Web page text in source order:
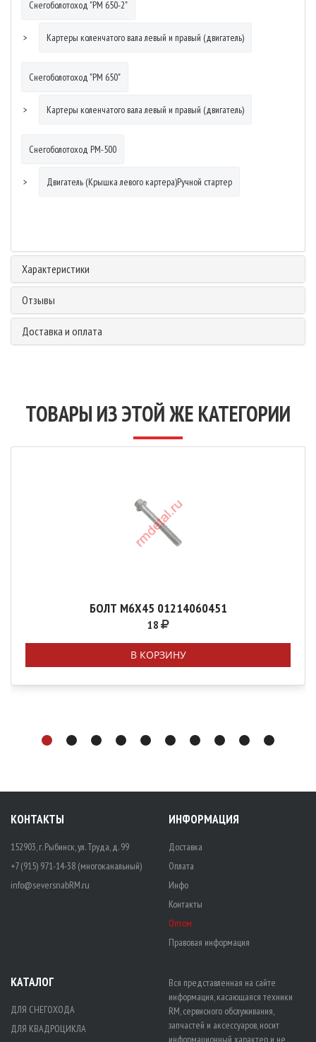
Снегоболотоход "РМ 650-2"
Картеры коленчатого вала левый и правый (двигатель)
Снегоболотоход "РМ 650"
Картеры коленчатого вала левый и правый (двигатель)
Снегоболотоход РМ-500
Двигатель (Крышка левого картера)Ручной стартер
Характеристики
Отзывы
Доставка и оплата
ТОВАРЫ ИЗ ЭТОЙ ЖЕ КАТЕГОРИИ
БОЛТ М6Х45 01214060451
18
В КОРЗИНУ
КОНТАКТЫ
152903, г. Рыбинск, ул. Труда, д. 99
+7 (915) 971-14-38 (многоканальный)
info@seversnabRM.ru
ИНФОРМАЦИЯ
Доставка
Оплата
Инфо
Контакты
Оптом
Правовая информация
КАТАЛОГ
ДЛЯ СНЕГОХОДА
ДЛЯ КВАДРОЦИКЛА
Вся представленная на сайте
информация, касающаяся техники
RM, сервисного обслуживания,
запчастей и аксессуаров, носит
информационный характер и не